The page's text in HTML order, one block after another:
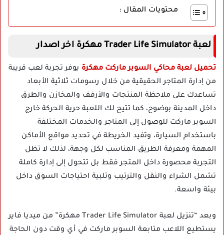
محتويات المقال :
لعبة Trader Life Simulator مهكرة اخر اصدار
تحميل لعبة محاكي السوبر ماركت مهكرة يوفر تجربة لعب قريبة
من إدارة المتاجر الحقيقية من خلال رسومات ثلاثية الأبعاد
تساعدك على ملاحظة المنتجات والأرفف والمخازن والطرق
داخل المدينة بوضوح، كما تتيح لك اللعبة حرية الحركة خارج
السوبر ماركت للوصول إلى المتاجر والخدمات المختلفة
باستخدام السيارة، وتفيد الخريطة في تحديد مواقع الأماكن
المهمة ومعرفة الطريق المناسب لكل وجهة، لذلك لا تظل
التجربة محصورة داخل المتجر فقط بل تتحول إلى إدارة كاملة
تشمل الشراء والنقل والترتيب وتلبية احتياجات السوق داخل
بيئة واسعة.
وبعد “تنزيل لعبة Trader Life Simulator مهكرة” من ميديا فاير
يستطيع اللاعب متابعة السوبر ماركت في أي وقت دون الحاجة